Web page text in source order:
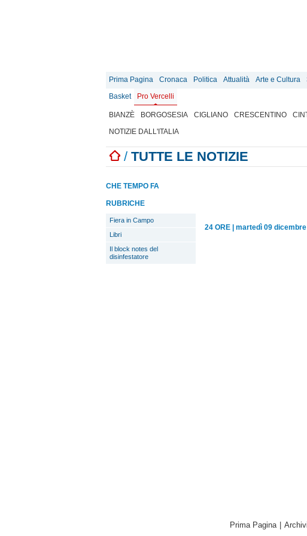
Prima Pagina Cronaca Politica Attualità Arte e Cultura
Basket
Pro Vercelli
BIANZÈ BORGOSESIA CIGLIANO CRESCENTINO
NOTIZIE DALL'ITALIA
/ TUTTE LE NOTIZIE
CHE TEMPO FA
RUBRICHE
Fiera in Campo
Libri
Il block notes del
disinfestatore
24 ORE martedì 09 dicembre
Prima Pagina